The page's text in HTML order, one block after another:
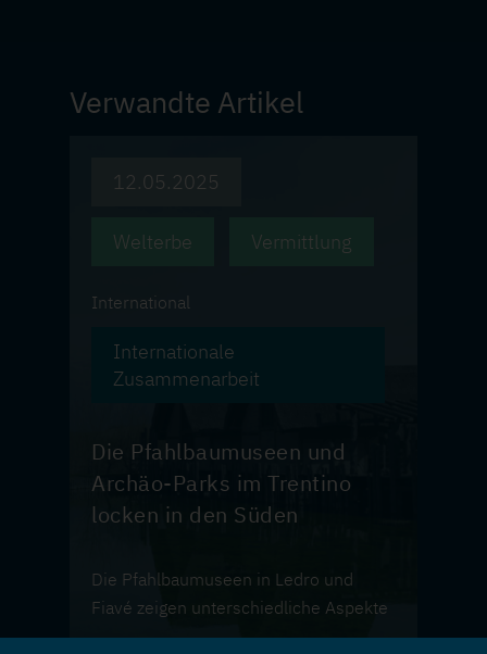
Verwandte Artikel
12.05.2025
Welterbe Vermittlung
International
Internationale
Zusammenarbeit
Die Pfahlbaumuseen und
Archäo-Parks im Trentino
locken in den Süden
Die Pfahlbaumuseen in Ledro und
Fiavé zeigen unterschiedliche Aspekte
der Siedlungsgeschichte im Trentino